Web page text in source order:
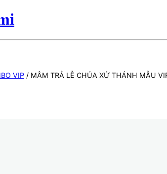
VIP/ MÂM TRẢ LỄ CHÚA XỨ THÁNH MẪU